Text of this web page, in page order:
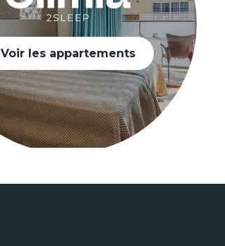
Voir les appartements